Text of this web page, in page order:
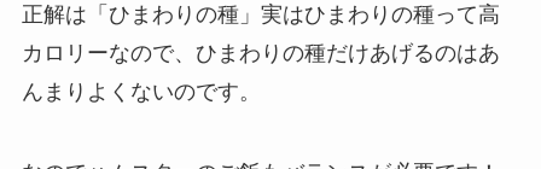
正解は「ひまわりの種」実はひまわりの種って高
カロリーなので、ひまわりの種だけあげるのはあ
んまりよくないのです。